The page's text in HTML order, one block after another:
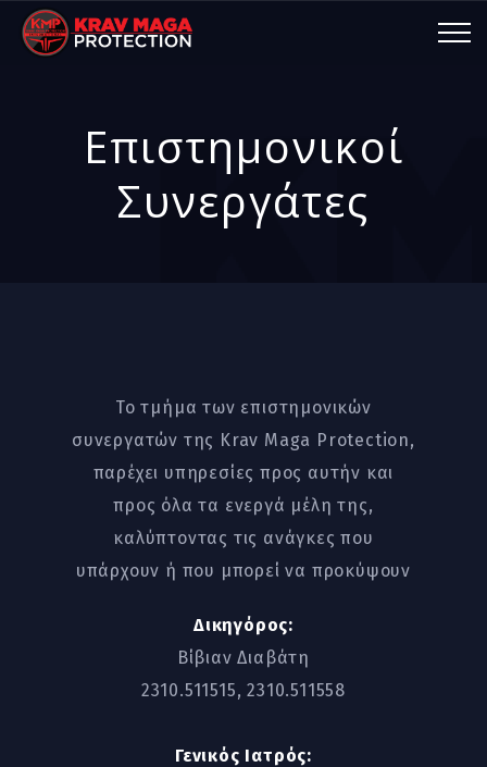
Επιστημονικοί
Συνεργάτες
Το τμήμα των επιστημονικών
συνεργατών της Krav Maga Protection,
παρέχει υπηρεσίες προς αυτήν και
προς όλα τα ενεργά μέλη της,
καλύπτοντας τις ανάγκες που
υπάρχουν ή που μπορεί να προκύψουν
Δικηγόρος:
Βίβιαν Διαβάτη
2310.511515, 2310.511558
Γενικός Ιατρός: